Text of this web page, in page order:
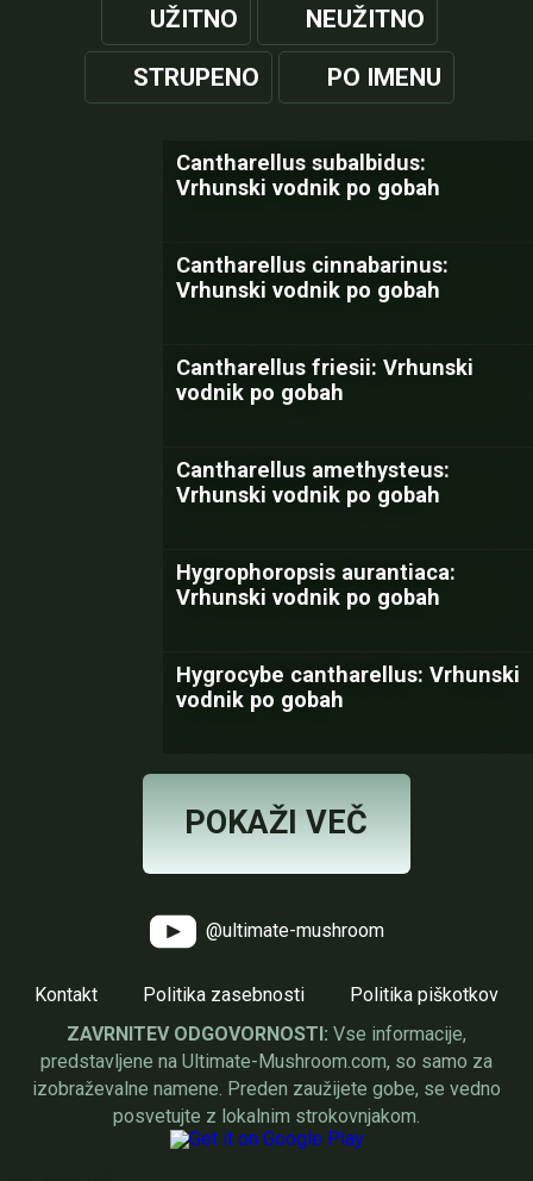
UŽITNO NEUŽITNO
STRUPENO PO IMENU
Cantharellus subalbidus:
Vrhunski vodnik po gobah
Cantharellus cinnabarinus:
Vrhunski vodnik po gobah
Cantharellus friesii: Vrhunski
vodnik po gobah
Cantharellus amethysteus:
Vrhunski vodnik po gobah
Hygrophoropsis aurantiaca:
Vrhunski vodnik po gobah
Hygrocybe cantharellus: Vrhunski
vodnik po gobah
POKAŽI VEČ
@ultimate-mushroom
Kontakt Politika zasebnosti
Politika piškotkov
ZAVRNITEV ODGOVORNOSTI: Vse informacije,
predstavljene na Ultimate-Mushroom.com, so samo za
izobraževalne namene. Preden zaužijete gobe, se vedno
posvetujte z lokalnim strokovnjakom.